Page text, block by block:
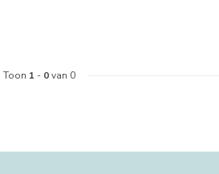
Toon 1 - 0van 0